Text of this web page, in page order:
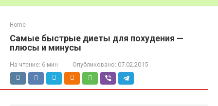
Home
Самые быстрые диеты для похудения —
плюсы и минусы
На чтение: 6 мин Опубликовано: 07.02.2015